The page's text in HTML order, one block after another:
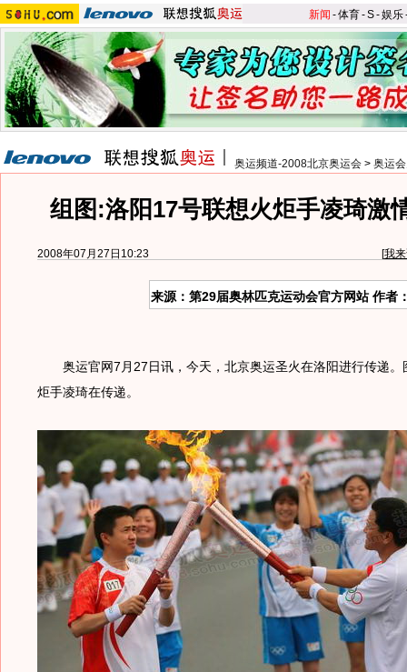
新闻 -体育-S-娱乐
奥运频道-2008北京奥运会 > 奥运
组图:洛阳17号联想火炬手凌琦激
2008年07月27日10:23 [我
来源：第29届奥林匹克运动会官方网站 作者
奥运官网7月27日讯，今天，北京奥运圣火在洛阳进行传递。
炬手凌琦在传递。